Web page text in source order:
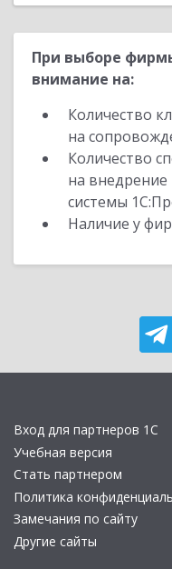
При выборе
внимание на:
Количество
на
Количество
на
системы
Наличие у
Вход для партнеров 1С
Учебная версия
Стать партнером
Политика
Замечания по сайту
Другие сайты